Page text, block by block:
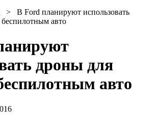
> В Ford планируют использовать
авто
дроны для
авто